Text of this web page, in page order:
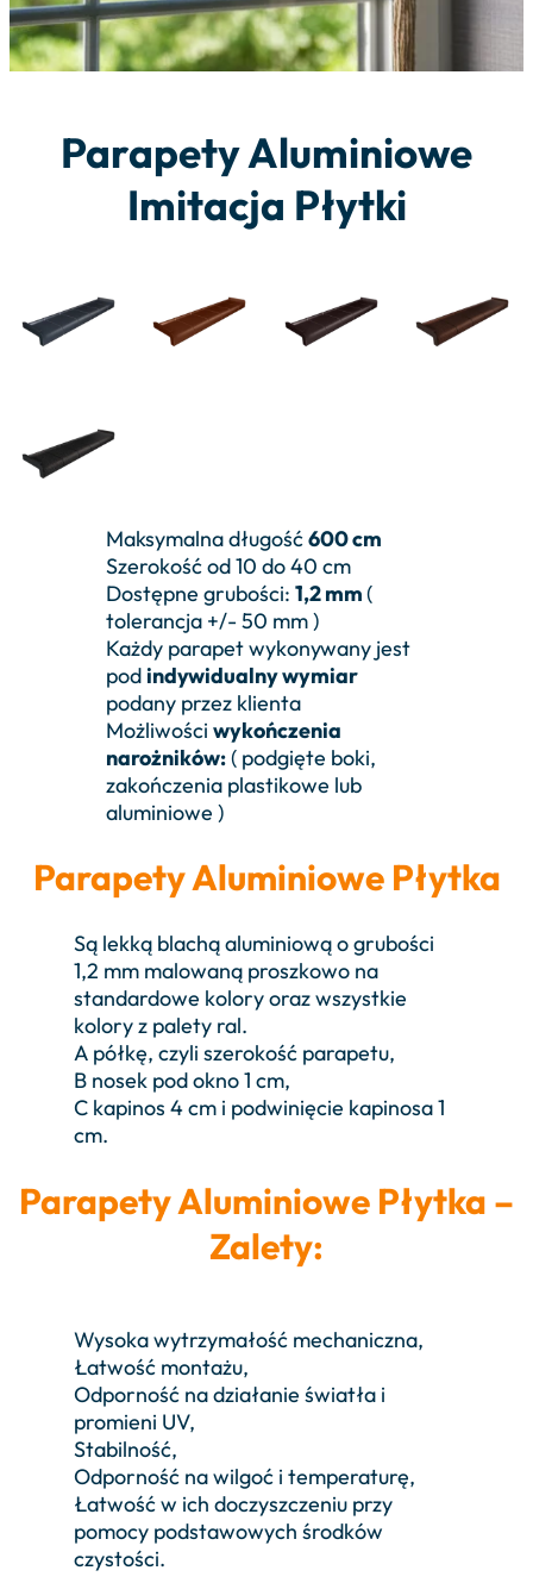
Parapety Aluminiowe
Imitacja Płytki
Maksymalna długość600 cm
Szerokość od 10 do 40 cm
Dostępne grubości: 1,2 mm(
tolerancja +/- 50 mm )
Każdy parapet wykonywany jest
podindywidualny wymiar
podany przez klienta
Możliwości wykończenia
narożników:( podgięte boki,
zakończenia plastikowe lub
aluminiowe )
Parapety AluminiowePłytka
Są lekką blachą aluminiową o grubości
1,2 mm malowaną proszkowo na
standardowe kolory oraz wszystkie
kolory z palety ral.
A półkę, czyli szerokość parapetu,
B nosek pod okno 1 cm,
C kapinos 4 cm i podwinięcie kapinosa 1
cm.
Parapety Aluminiowe Płytka –
Zalety:
Wysoka wytrzymałość mechaniczna,
Łatwość montażu,
Odporność na działanie światła i
promieni UV,
Stabilność,
Odporność na wilgoć i temperaturę,
Łatwość w ich doczyszczeniu przy
pomocy podstawowych środków
czystości.